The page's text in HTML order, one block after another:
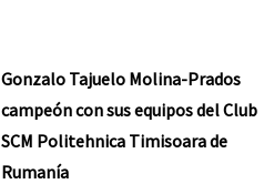
Gonzalo Tajuelo Molina-Prados
campeón con sus equipos del Club
SCM Politehnica Timisoara de
Rumanía